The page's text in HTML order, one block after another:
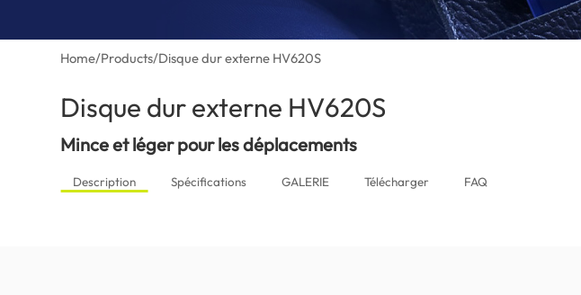
Home/Products/Disque dur externe HV620S
Disque dur externe HV620S
Mince et léger pour les déplacements
Description Spécifications GALERIE Télécharger FAQ